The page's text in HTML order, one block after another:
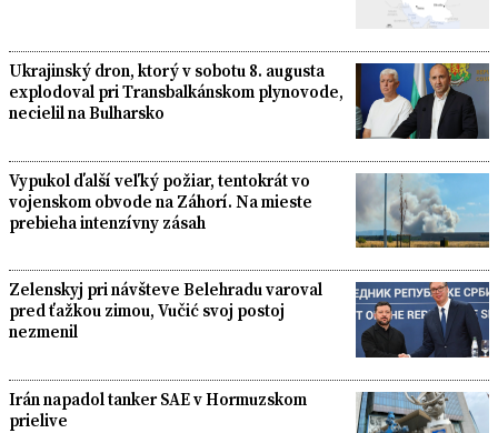
Ukrajinský dron, ktorý v sobotu 8. augusta
explodoval pri Transbalkánskom plynovode,
necielil na Bulharsko
Vypukol ďalší veľký požiar, tentokrát vo
vojenskom obvode na Záhorí. Na mieste
prebieha intenzívny zásah
Zelenskyj pri návšteve Belehradu varoval
pred ťažkou zimou, Vučić svoj postoj
nezmenil
Irán napadol tanker SAE v Hormuzskom
prielive